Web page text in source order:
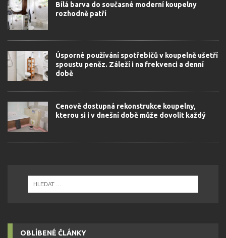
Bílá barva do současné moderní koupelny
rozhodně patří
Úsporné používání spotřebičů v koupelně ušetří
spoustu peněz. Záleží i na frekvenci a denní
době
Cenově dostupná rekonstrukce koupelny,
kterou si i v dnešní době může dovolit každý
OBLÍBENÉ ČLÁNKY